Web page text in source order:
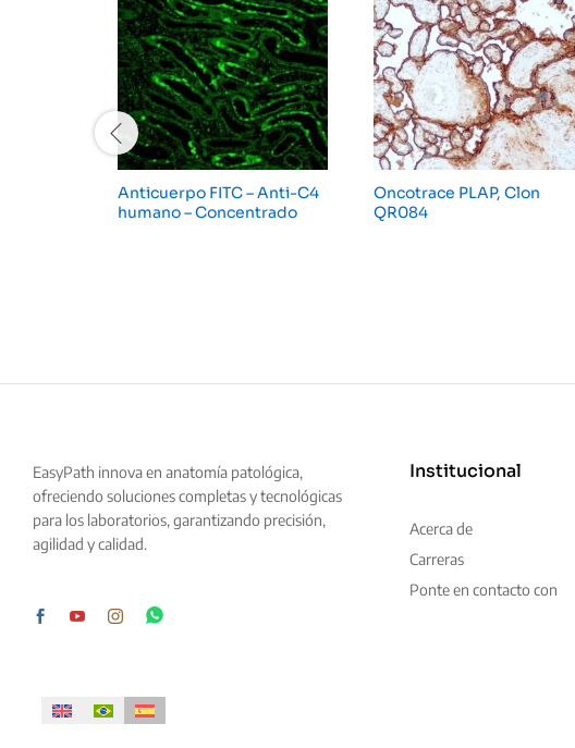
Anticuerpo FITC – Anti-C4
humano – Concentrado
Oncotrace PLAP, Clon
QR084
EasyPath innova en anatomía patológica,
ofreciendo soluciones completas y tecnológicas
para los laboratorios, garantizando precisión,
agilidad y calidad.
Institucional
Acerca de
Carreras
Ponte en contacto con